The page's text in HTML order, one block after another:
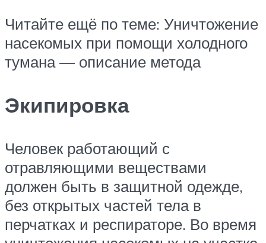
Читайте ещё по теме: Уничтожение
насекомых при помощи холодного
тумана — описание метода
Экипировка
Человек работающий с
отравляющими веществами
должен быть в защитной одежде,
без открытых частей тела в
перчатках и респираторе. Во время